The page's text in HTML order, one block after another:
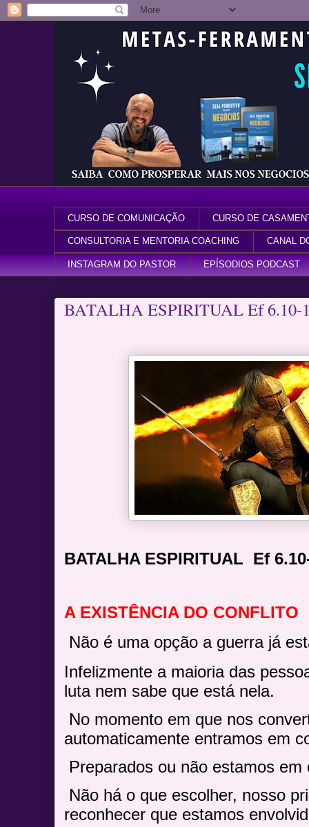
CURSO DE COMUNICAÇÃO CURSO DE
CONSULTORIA E MENTORIA COACHING CANAL
INSTAGRAM DO PASTOR EPÍSODIOS PODCAST
BATALHA ESPIRITUAL Ef 6.10-
BATALHA ESPIRITUAL Ef
A EXISTÊNCIA DO CONFLITO
Não é uma opção a guerra já
Infelizmente a maioria das
luta nem sabe que está nela.
No momento em que nos
automaticamente entramos em
Preparados ou não estamos em
Não há o que escolher, nosso
reconhecer que estamos